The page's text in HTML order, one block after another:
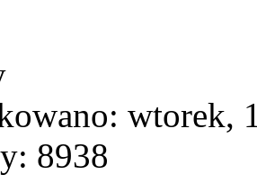
wtorek,
8938